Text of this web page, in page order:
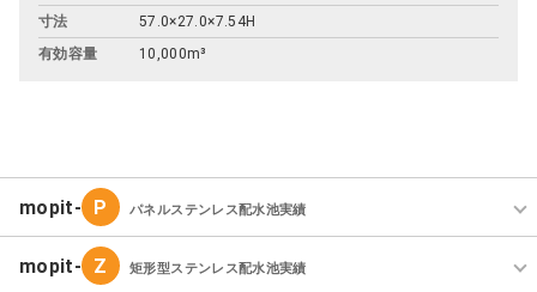
寸法
57.0×27.0×7.54H
有効容量
10,000m³
P パネルステンレス配水池実績
Z 矩形型ステンレス配水池実績